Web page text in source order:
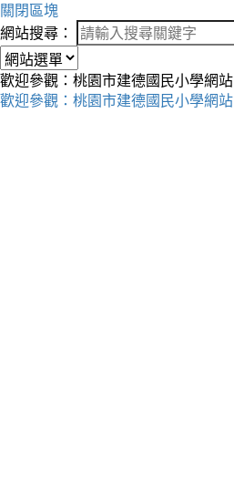
關閉區塊
網站搜尋：
歡迎參觀：桃園市建德國民小學網站
歡迎參觀：桃園市建德國民小學網站